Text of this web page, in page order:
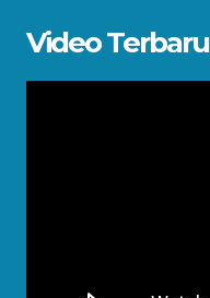
Video Terbaru